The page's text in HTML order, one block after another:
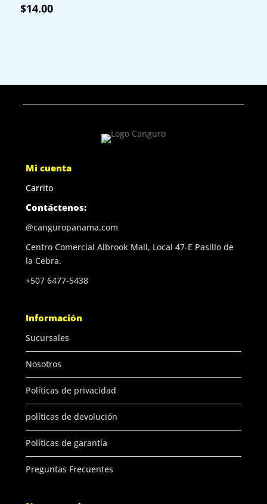
$14.00
Mi cuenta
Carrito
Contáctenos:
@canguropanama.com
Centro Comercial Albrook Mall, Local 47-E Pasillo de
la Cebra.
+507 6477-5438
Información
Sucursales
Nosotros
Políticas de privacidad
políticas de devolución
Políticas de garantía
Preguntas Frecuentes